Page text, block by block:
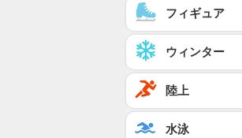
フィギュア
ウィンター
陸上
水泳